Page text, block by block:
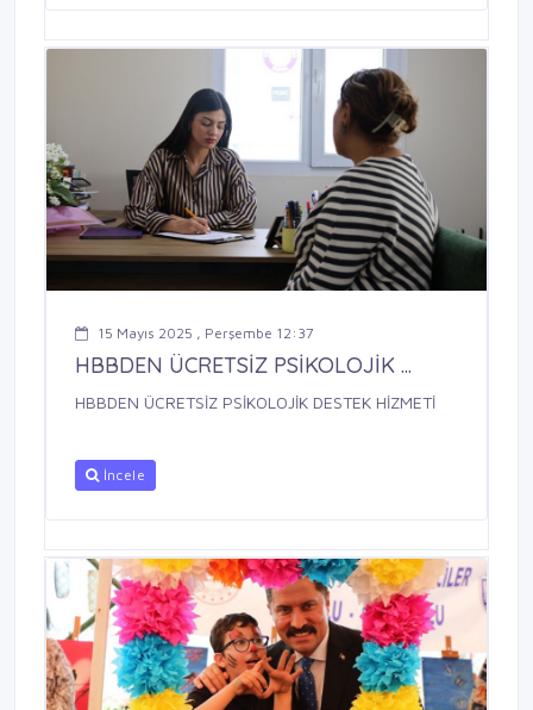
15 Mayıs 2025 , Perşembe 12:37
HBBDEN ÜCRETSİZ PSİKOLOJİK ...
HBBDEN ÜCRETSİZ PSİKOLOJİK DESTEK HİZMETİ
İncele